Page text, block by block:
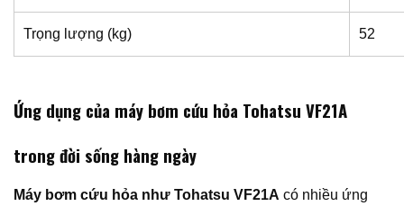
Trọng lượng (kg) 52
Ứng dụng của máy bơm cứu hỏa Tohatsu VF21A
trong đời sống hàng ngày
Máy bơm cứu hỏa như Tohatsu VF21A có nhiều ứng